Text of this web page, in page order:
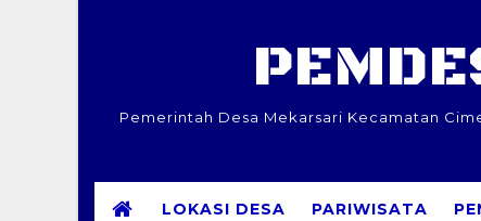
Pemerintah Desa Mekarsari Kecamatan
LOKASI DESA PARIWISATA